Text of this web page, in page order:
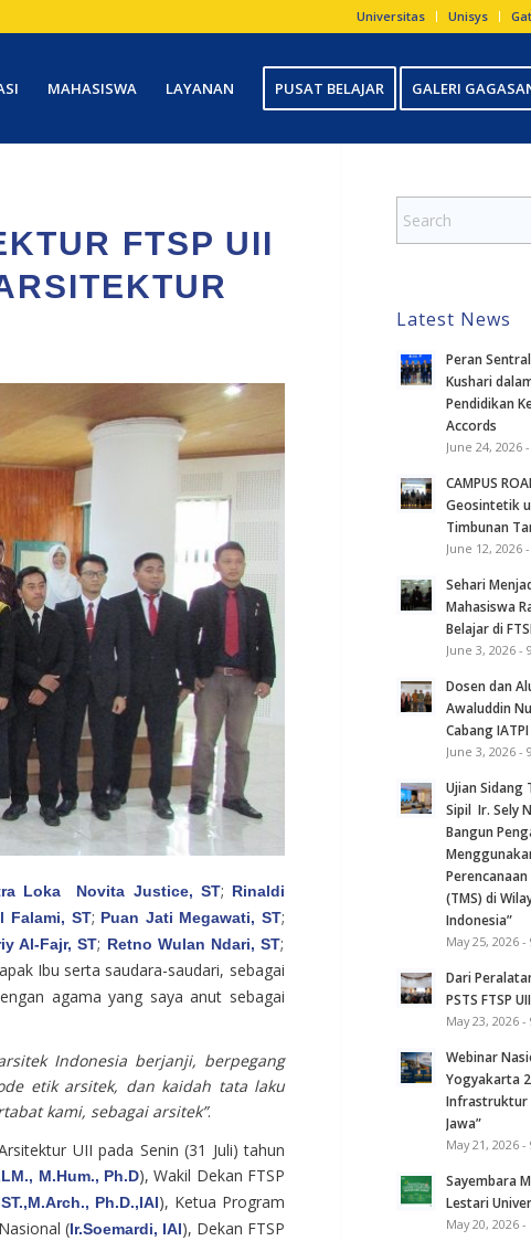
Universitas Unisys
MAHASISWA LAYANAN PUSAT BELAJAR GALERI
FTSP UII
Loka Novita Justice, ST; Rinaldi
Falami, ST; Puan Jati Megawati, ST;
Al-Fajr, ST; Retno Wulan Ndari, ST;
Ibu serta saudara-saudari, sebagai
agama yang saya anut sebagai
Indonesia berjanji, berpegang
etik arsitek, dan kaidah tata laku
kami, sebagai arsitek”.
UII pada Senin (31 Juli) tahun
M.Hum., Ph.D), Wakil Dekan FTSP
Ph.D.,IAI), Ketua Program
(Ir.Soemardi, IAI), Dekan FTSP
Latest News
Peran
Kushari
Pendidikan
Accords
June 24, 2026
CAMPUS
Geosintetik
Timbunan
June 12, 2026
Sehari
Mahasiswa
Belajar di
June 3, 2026 -
Dosen dan
Awaluddin
Cabang
June 3, 2026 -
Ujian Sidang
Sipil Ir. Sely
Bangun
(TMS) di
Indonesia”
May 25, 2026
Dari
PSTS FTSP
May 23, 2026
Webinar
Yogyakarta
Infrastruktur
Jawa”
May 21, 2026
Sayembara
Lestari
May 20, 2026 -